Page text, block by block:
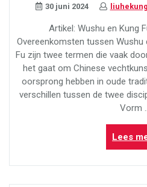
30 juni 2024
Artikel: Wushu en Kung
Overeenkomsten tussen Wushu
Fu zijn twee termen die vaak
het gaat om Chinese
oorsprong hebben in oude
verschillen tussen de twee
Vorm
Lees